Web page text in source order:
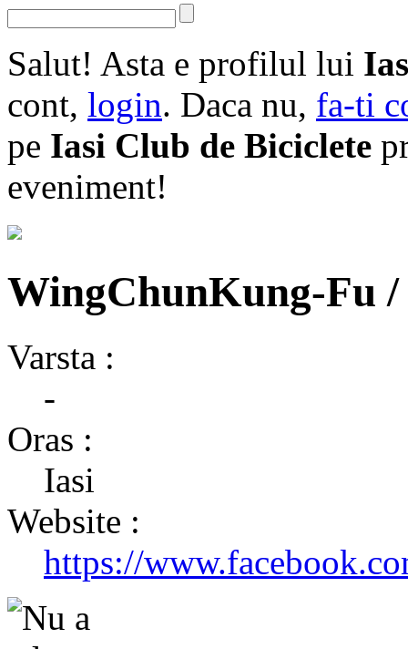
Salut! Asta e profilul lui
cont, login. Daca nu, fa-ti
pe Iasi Club de Biciclete
eveniment!
WingChunKung-Fu
Varsta :
-
Oras :
Iasi
Website :
https://